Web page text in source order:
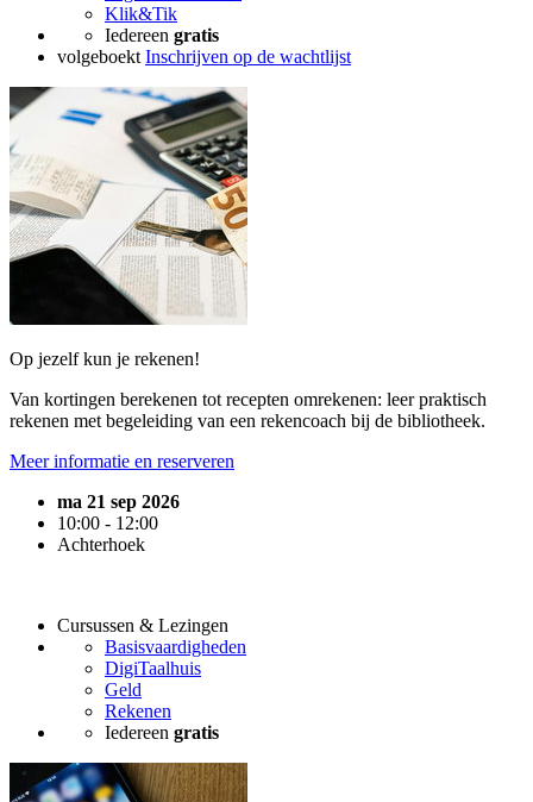
Klik&Tik
Iedereen gratis
volgeboekt Inschrijven op de wachtlijst
Op jezelf kun je rekenen!
Van kortingen berekenen tot recepten omrekenen: leer praktisch
rekenen met begeleiding van een rekencoach bij de bibliotheek.
Meer informatie en reserveren
ma 21 sep 2026
10:00 - 12:00
Achterhoek
Cursussen & Lezingen
Basisvaardigheden
DigiTaalhuis
Geld
Rekenen
Iedereen gratis